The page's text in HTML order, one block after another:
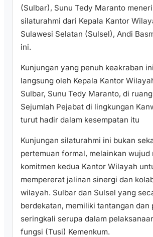
(Sulbar), Sunu Tedy Maranto
silaturahmi dari Kepala Kantor
Sulawesi Selatan (Sulsel), Andi
ini.
Kunjungan yang penuh keakraban
langsung oleh Kepala Kantor
Sulbar, Sunu Tedy Maranto, di
Sejumlah Pejabat di lingkungan
turut hadir dalam kesempatan itu
​Kunjungan silaturahmi ini bukan
pertemuan formal, melainkan wujud
komitmen kedua Kantor Wilayah
mempererat jalinan sinergi dan
wilayah. Sulbar dan Sulsel yang
berdekatan, memiliki tantangan dan
seringkali serupa dalam
fungsi (Tusi) Kemenkum.